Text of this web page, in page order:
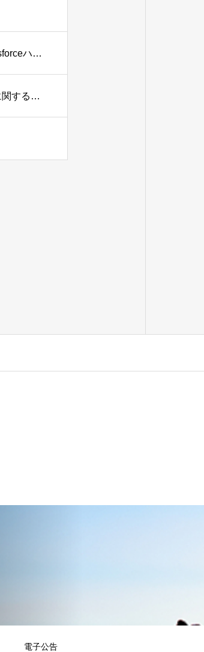
【社員インタビュー】約2か月間の努力の結晶。フルリモートで挑んだSalesforceハッカソンの裏側
当社親会社（株式会社SHIFT）による株式会社ADX Consultingの吸収合併に関するお知らせ
電子公告